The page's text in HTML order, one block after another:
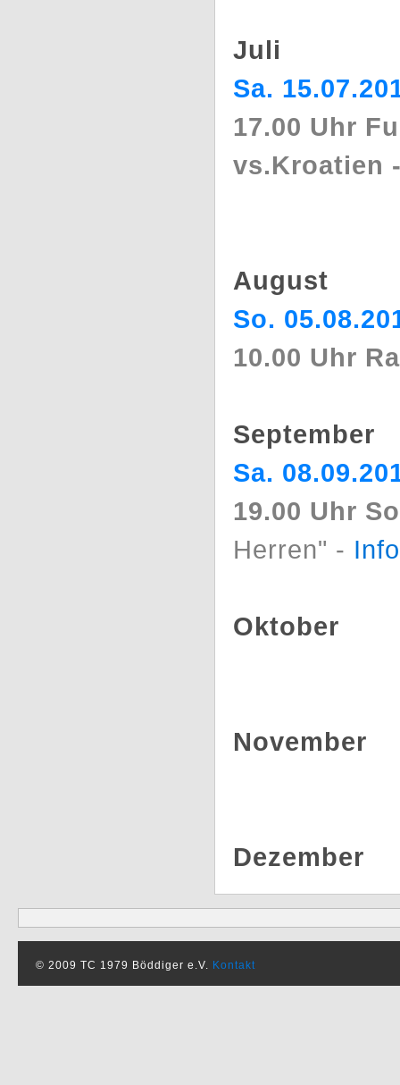
Juli
Sa.
17.00 Uhr
vs.Kroatien
August
So.
10.00 Uhr
September
Sa.
19.00 Uhr
Herren" -
Oktober
November
Dezember
© 2009 TC 1979 Böddiger e.V. Kontakt